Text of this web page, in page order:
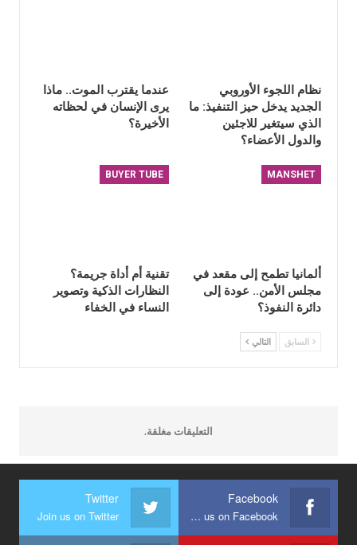
نظام اللجوء الأوروبي
الجديد يدخل حيز التنفيذ: ما
الذي سيتغير للاجئين
والدول الأعضاء؟
عندما يقترب الموت.. ماذا
يرى الإنسان في لحظاته
الأخيرة؟
MANSHET
ألمانيا تطمح إلى مقعد في
مجلس الأمن.. عودة إلى
دائرة النفوذ؟
BUYER TUBE
تقنية أم أداة جريمة؟
النظارات الذكية وتصوير
النساء في الخفاء
السابق التالي
التعليقات مغلقة.
Facebook
Join us on Facebook
Twitter
Join us on Twitter